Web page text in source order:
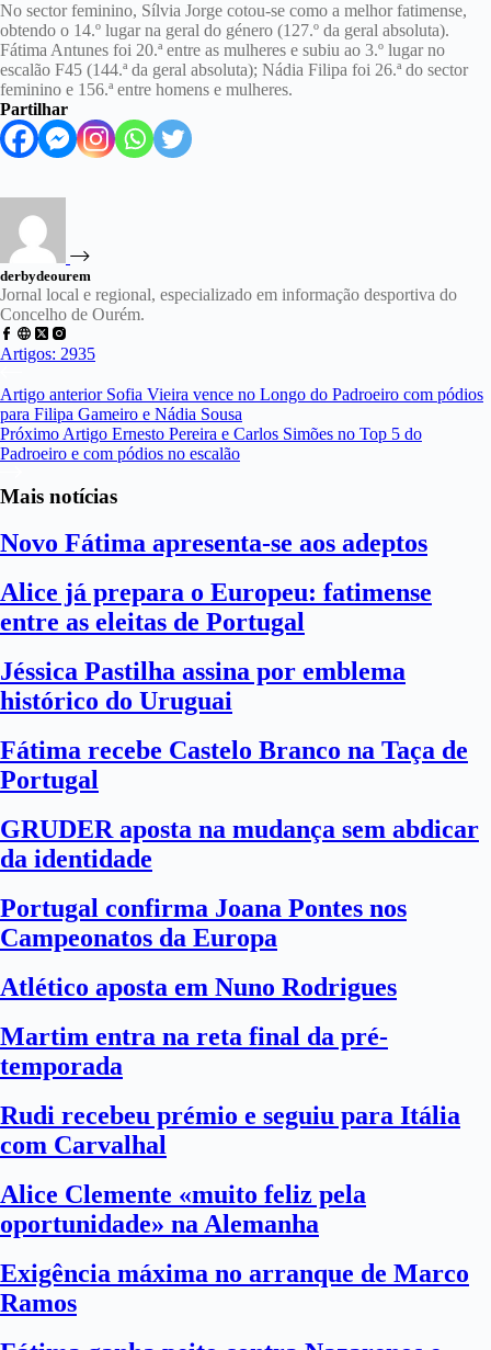
No sector feminino, Sílvia Jorge cotou-se como a melhor fatimense,
obtendo o 14.º lugar na geral do género (127.º da geral absoluta).
Fátima Antunes foi 20.ª entre as mulheres e subiu ao 3.º lugar no
escalão F45 (144.ª da geral absoluta); Nádia Filipa foi 26.ª do sector
feminino e 156.ª entre homens e mulheres.
Partilhar
derbydeourem
Jornal local e regional, especializado em informação desportiva do
Concelho de Ourém.
Artigos: 2935
Artigo anterior Sofia Vieira vence no Longo do Padroeiro com pódios
para Filipa Gameiro e Nádia Sousa
Próximo Artigo Ernesto Pereira e Carlos Simões no Top 5 do
Padroeiro e com pódios no escalão
Mais notícias
Novo Fátima apresenta-se aos adeptos
Alice já prepara o Europeu: fatimense
entre as eleitas de Portugal
Jéssica Pastilha assina por emblema
histórico do Uruguai
Fátima recebe Castelo Branco na Taça de
Portugal
GRUDER aposta na mudança sem abdicar
da identidade
Portugal confirma Joana Pontes nos
Campeonatos da Europa
Atlético aposta em Nuno Rodrigues
Martim entra na reta final da pré-
temporada
Rudi recebeu prémio e seguiu para Itália
com Carvalhal
Alice Clemente «muito feliz pela
oportunidade» na Alemanha
Exigência máxima no arranque de Marco
Ramos